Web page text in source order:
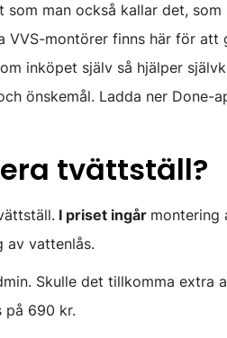
man också kallar det,
VVS-montörer finns här för
inköpet själv så hjälper
önskemål. Ladda ner Done-
tvättställ?
I priset ingår montering
av vattenlås.
Skulle det tillkomma extra
690 kr.